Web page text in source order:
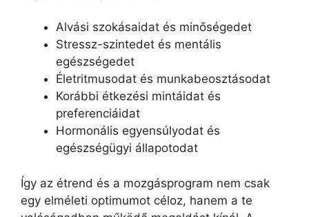
Alvási szokásaidat és minőségedet
Stressz-szintedet és mentális
egészségedet
Életritmusodat és munkabeosztásodat
Korábbi étkezési mintáidat és
preferenciáidat
Hormonális egyensúlyodat és
egészségügyi állapotodat
Így az étrend és a mozgásprogram nem csak
egy elméleti optimumot céloz, hanem a te